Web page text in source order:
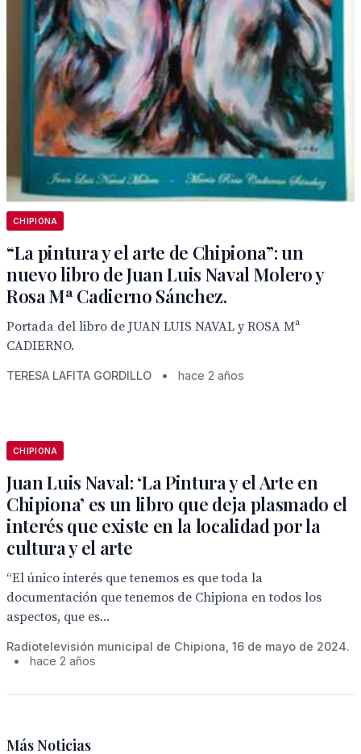
CHIPIONA
“La pintura y el arte de Chipiona”: un
nuevo libro de Juan Luis Naval Molero y
Rosa Mª Cadierno Sánchez.
Portada del libro de JUAN LUIS NAVAL y ROSA Mª
CADIERNO.
TERESA LAFITA GORDILLO • hace 2 años
CHIPIONA
Juan Luis Naval: ‘La Pintura y el Arte en
Chipiona’ es un libro que deja plasmado el
interés que existe en la localidad por la
cultura y el arte
“El único interés que tenemos es que toda la
documentación que tenemos de Chipiona en todos los
aspectos, que es...
Radiotelevisión municipal de Chipiona, 16 de mayo de 2024.
•
hace 2 años
Más Noticias